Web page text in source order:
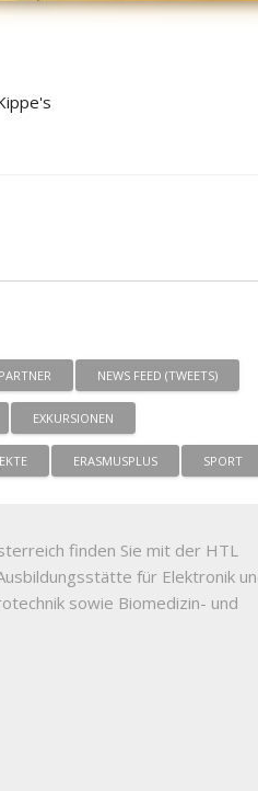
NEWS FEED (TWEETS)
EXKURSIONEN
ERASMUSPLUS SPORT
finden Sie mit der HTL
für Elektronik
sowie Biomedizin- und